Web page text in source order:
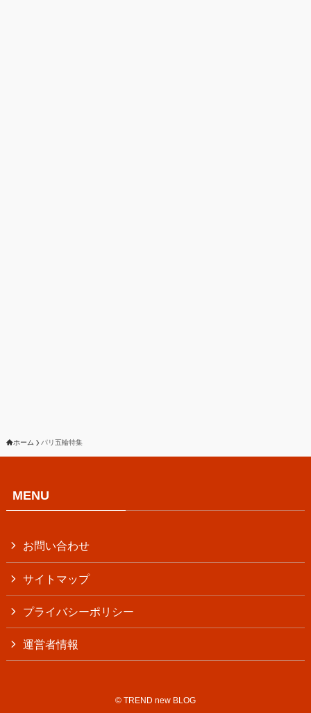
ホーム パリ五輪特集
MENU
お問い合わせ
サイトマップ
プライバシーポリシー
運営者情報
© TREND new BLOG